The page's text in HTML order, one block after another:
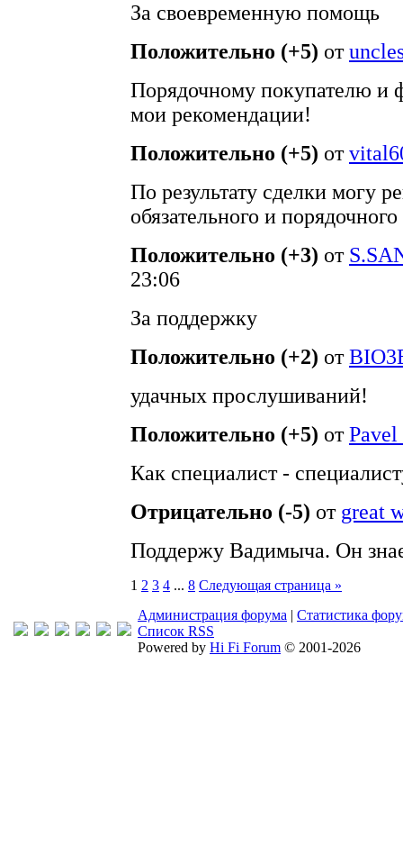
За своевременную помощь
Положительно (+5) от
Порядочному покупателю и
мои рекомендации!
Положительно (+5) от
По результату сделки могу
обязательного и
Положительно (+3) от
23:06
За поддержку
Положительно (+2) от
удачных прослушиваний!
Положительно (+5) от
Как специалист -
Отрицательно (-5) от great
Поддержу Вадимыча. Он
1 2 3 4 ... 8 Следующая страница »
Администрация форума | Статистика
Список RSS
Powered by Hi Fi Forum © 2001-2026